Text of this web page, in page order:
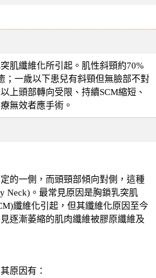
肌纖維化所引起。肌性斜頸約70%
；一歲以下患兒有斜頸但無臉部不對
上頭部轉向受限、持續SCM縮短、
無效者應手術。
一側，而頭頸部傾向對側，這種
Neck)。最常見原因是胸鎖乳突肌
纖維化引起，但其纖維化原因至今
逐漸萎縮的肌肉纖維被膠原纖維及
原因有：